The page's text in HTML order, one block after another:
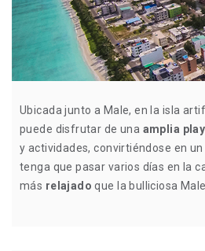
Ubicada junto a Male, en la isla
puede disfrutar de una amplia
y actividades, convirtiéndose en
tenga que pasar varios días en la
más relajado que la bulliciosa Male.